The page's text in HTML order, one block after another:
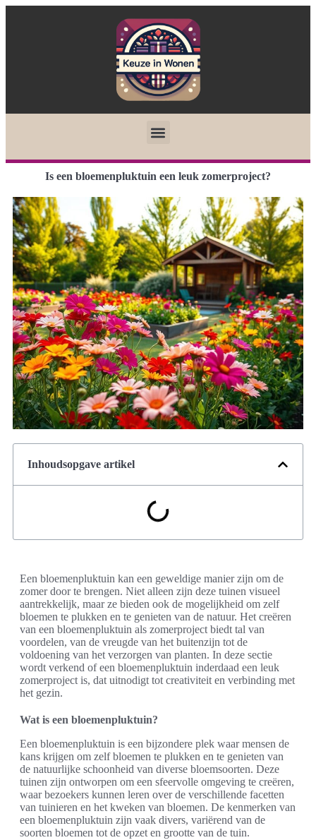
Is een bloemenpluktuin een leuk zomerproject?
Inhoudsopgave artikel
Een bloemenpluktuin kan een geweldige manier zijn om de
zomer door te brengen. Niet alleen zijn deze tuinen visueel
aantrekkelijk, maar ze bieden ook de mogelijkheid om zelf
bloemen te plukken en te genieten van de natuur. Het creëren
van een bloemenpluktuin als zomerproject biedt tal van
voordelen, van de vreugde van het buitenzijn tot de
voldoening van het verzorgen van planten. In deze sectie
wordt verkend of een bloemenpluktuin inderdaad een leuk
zomerproject is, dat uitnodigt tot creativiteit en verbinding met
het gezin.
Wat is een bloemenpluktuin?
Een bloemenpluktuin is een bijzondere plek waar mensen de
kans krijgen om zelf bloemen te plukken en te genieten van
de natuurlijke schoonheid van diverse bloemsoorten. Deze
tuinen zijn ontworpen om een sfeervolle omgeving te creëren,
waar bezoekers kunnen leren over de verschillende facetten
van tuinieren en het kweken van bloemen. De kenmerken van
een bloemenpluktuin zijn vaak divers, variërend van de
soorten bloemen tot de opzet en grootte van de tuin.